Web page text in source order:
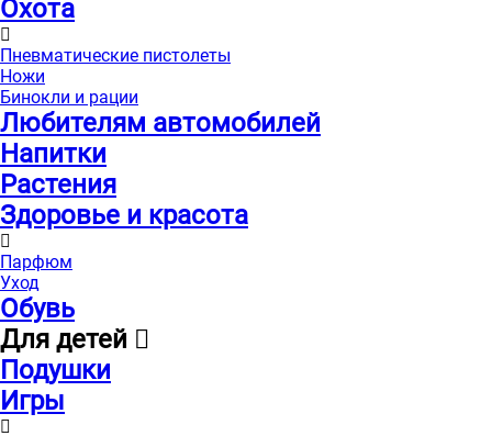
Охота
Пневматические пистолеты
Ножи
Бинокли и рации
Любителям автомобилей
Напитки
Растения
Здоровье и красота
Парфюм
Уход
Обувь
Для детей
Подушки
Игры